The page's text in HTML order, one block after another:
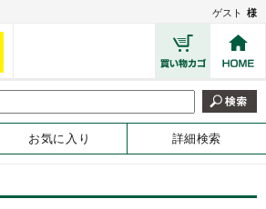
ゲスト 様
お気に入り 詳細検索